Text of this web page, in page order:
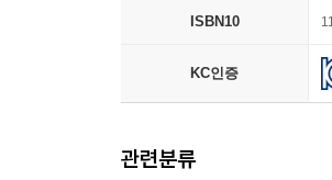
ISBN10
KC인증
관련분류